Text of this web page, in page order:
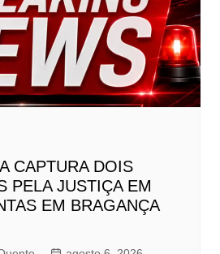
CAPTURA DOIS
PELA JUSTIÇA EM
EM BRAGANÇA